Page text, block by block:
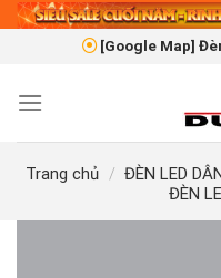
Skip
[Google Map]
Trang chủ / ĐÈN LED
ĐÈN